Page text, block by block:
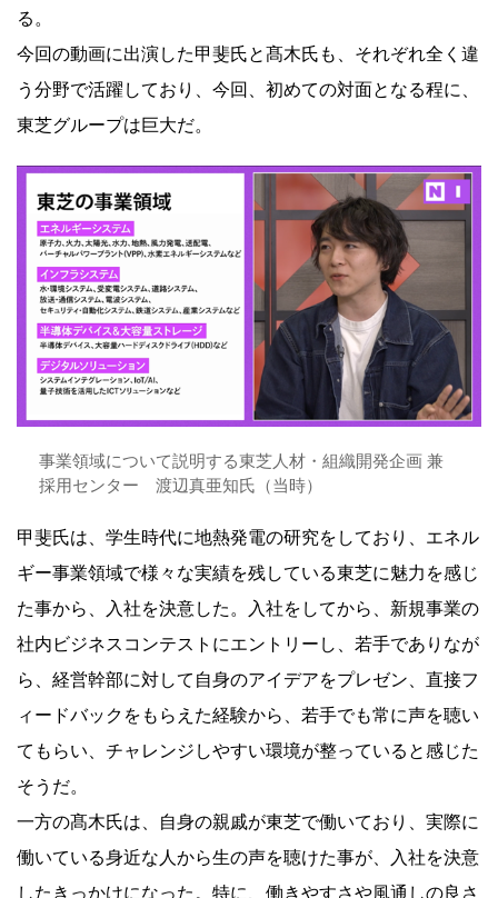
る。
今回の動画に出演した甲斐氏と髙木氏も、それぞれ全く違
う分野で活躍しており、今回、初めての対面となる程に、
東芝グループは巨大だ。
事業領域について説明する東芝人材・組織開発企画 兼
採用センター 渡辺真亜知氏（当時）
甲斐氏は、学生時代に地熱発電の研究をしており、エネル
ギー事業領域で様々な実績を残している東芝に魅力を感じ
た事から、入社を決意した。入社をしてから、新規事業の
社内ビジネスコンテストにエントリーし、若手でありなが
ら、経営幹部に対して自身のアイデアをプレゼン、直接フ
ィードバックをもらえた経験から、若手でも常に声を聴い
てもらい、チャレンジしやすい環境が整っていると感じた
そうだ。
一方の髙木氏は、自身の親戚が東芝で働いており、実際に
働いている身近な人から生の声を聴けた事が、入社を決意
したきっかけになった。特に、働きやすさや風通しの良さ